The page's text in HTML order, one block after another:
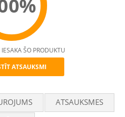
ŠO PRODUKTU
ATSAUKSMI
ATSAUKSMES